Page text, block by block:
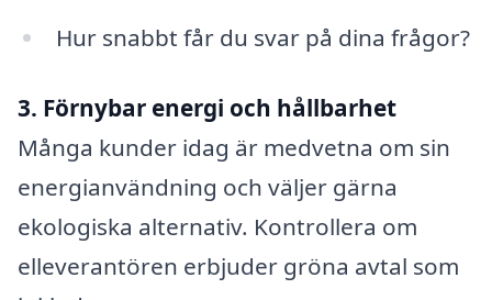
Hur snabbt får du svar på dina frågor?
3. Förnybar energi och hållbarhet
Många kunder idag är medvetna om sin
energianvändning och väljer gärna
ekologiska alternativ. Kontrollera om
elleverantören erbjuder gröna avtal som